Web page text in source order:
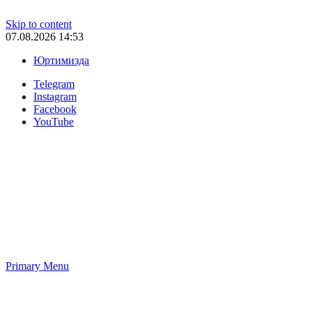
Skip to content
07.08.2026 14:53
Юртимизда
Telegram
Instagram
Facebook
YouTube
Primary Menu